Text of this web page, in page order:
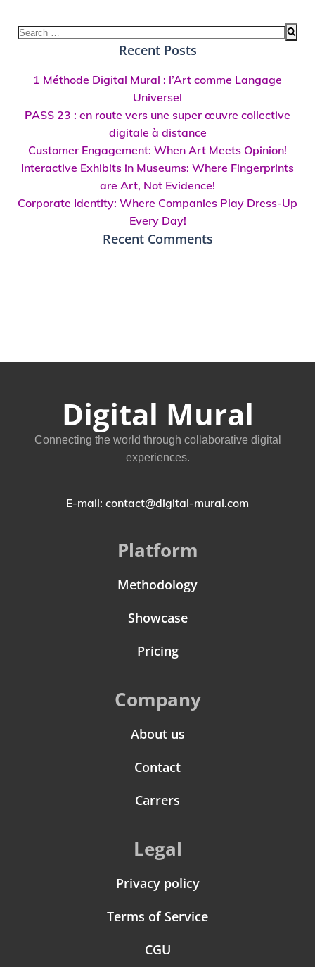
Search
Recent Posts
1 Méthode Digital Mural : l’Art comme Langage
Universel
PASS 23 : en route vers une super œuvre collective
digitale à distance
Customer Engagement: When Art Meets Opinion!
Interactive Exhibits in Museums: Where Fingerprints
are Art, Not Evidence!
Corporate Identity: Where Companies Play Dress-Up
Every Day!
Recent Comments
Digital Mural
Connecting the world through collaborative digital
experiences.
E-mail: contact@digital-mural.com
Platform
Methodology
Showcase
Pricing
Company
About us
Contact
Carrers
Legal
Privacy policy
Terms of Service
CGU